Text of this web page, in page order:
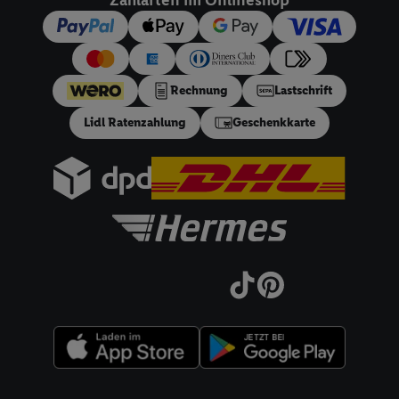
Rechnung Lastschrift
Lidl Ratenzahlung Geschenkkarte
erläuterten Möglichkeit, Ihre Einwilligung generell zu
widerrufen - jederzeit auch überdas Datenschutzportal von
Utiq („consenthub“)oder über „Anpassen“/„Nutzung der
Telekommunikations-basierten Utiq-Technologie für digitales
Marketing“ am unteren Ende dieser Einwilligung (nur für die
Lidl-Dienste) widerrufen. Weitere Informationen finden Sie in
Durch einen Klick auf „Ablehnen“ können Sie nur den Einsatz
notwendiger Techniken zulassen. Durch einen Klick auf
„Zustimmen“ stimmen Sie allen Verarbeitungen zu sämtlichen
vorgenannten Zwecken unter Einbindung sämtlicher
Speicherdauer der Daten und zu Ihrem Recht, Ihre
Einwilligung jederzeit mit Wirkung für die Zukunft zu
widerrufen, finden Sie in unserenDatenschutzbestimmungen
Die Impressen finden Sie hier.
Unter „Anpassen“ können Sie
einzelne Verwendungszwecke oder Partner zulassen; das gilt